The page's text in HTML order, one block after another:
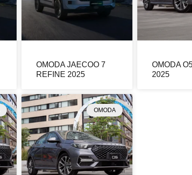
OMODA JAECOO 7
REFINE 2025
OMODA
2025
OMODA